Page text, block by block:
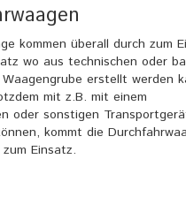
kommen überall durch zum
wo aus technischen oder
erstellt werden
mit z.B. mit einem
oder sonstigen
kommt die
Einsatz.